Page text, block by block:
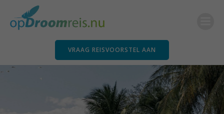
inhoud
VRAAG REISVOORSTEL AAN